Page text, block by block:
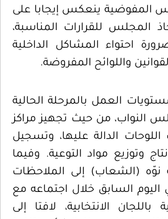
المفوضية ينعكس إيجابا على
المجلس للقرارات المناسبة،
احتواء المشاكل الداخلية
واللوائح المفروضة.
العمل بالمرحلة الحالية
النواب، من حيث تجهيز مراكز
اللوحات الدالة عليها، وتسجيل
وتوزيع مواد التوعية. وفيما
نوّه (الشعاب) إلى الملاحظات
السابق خلال اجتماعه مع
الانتخابية، لافتا إلى